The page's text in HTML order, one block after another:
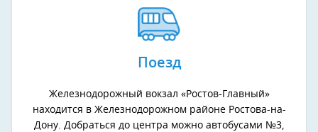
Поезд
Железнодорожный вокзал «Ростов-Главный»
находится в Железнодорожном районе Ростова-на-
Дону. Добраться до центра можно автобусами №3,